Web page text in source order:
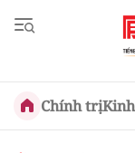
Chính trị